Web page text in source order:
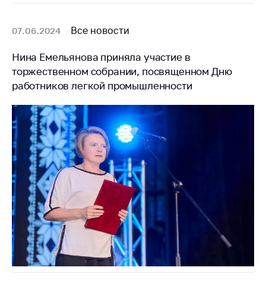
Деятельность
Ценовая политика
Антимонопольное
регулирование и
Торговля и услуги
Регулирование и
контроль закупок
Защита прав
потребителей
Регулирование
рекламной
деятельности
Международное
сотрудничество
07.06.2024 Все новости
Нина Емельянова приняла участие в
торжественном собрании, посвященном Дню
работников легкой промышленности